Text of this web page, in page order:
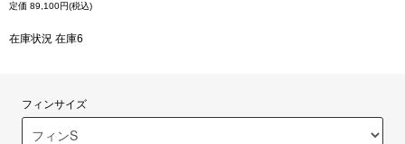
定価 89,100円(税込)
在庫状況 在庫6
フィンサイズ